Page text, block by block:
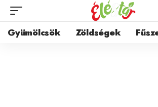
Gyümölcsök Zöldségek